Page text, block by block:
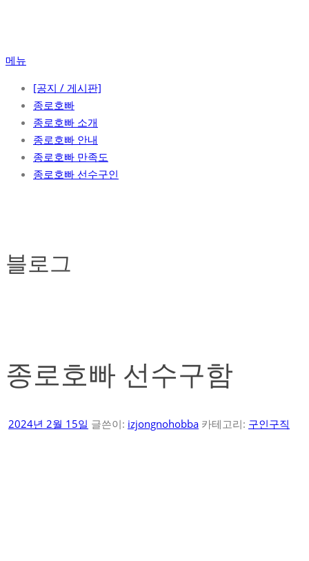
로
메뉴
[공지 / 게시판]
종로호빠
종로호빠 소개
종로호빠 안내
종로호빠 만족도
종로호빠 선수구인
블로그
종로호빠 선수구함
2024년 2월 15일 글쓴이: izjongnohobba 카테고리: 구인구직